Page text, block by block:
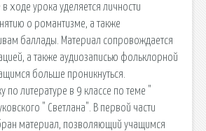
ходе урока уделяется личности
о романтизме, а также
баллады. Материал сопровождается
а также аудиозаписью фольклорной
больше проникнуться.
по литературе в 9 классе по теме "
" Светлана". В первой части
материал, позволяющий учащимся